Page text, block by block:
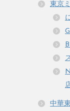
東京
中華